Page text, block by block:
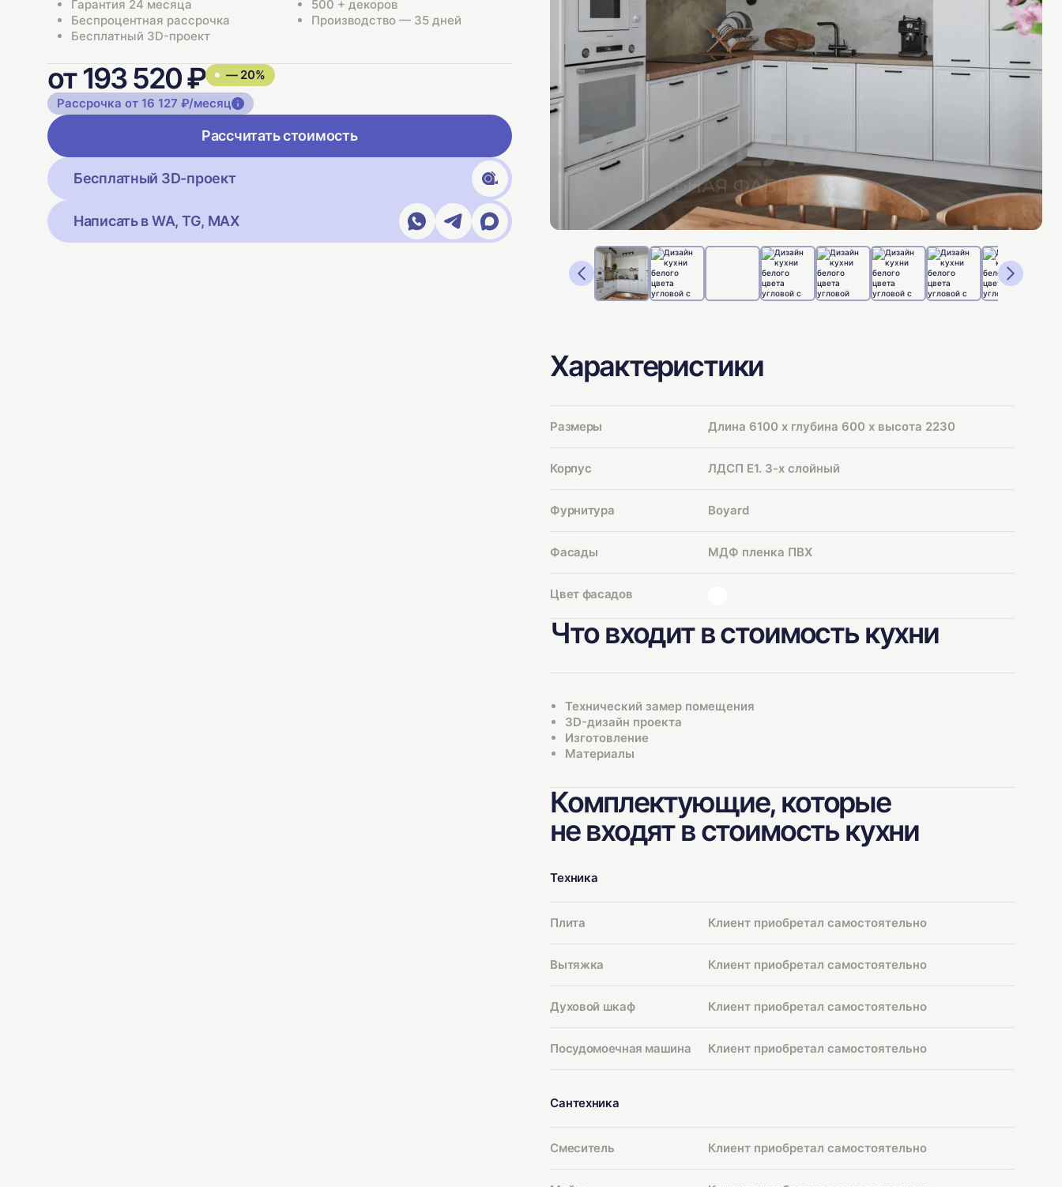
Гарантия 24 месяца
500 + декоров
Беспроцентная рассрочка
Производство — 35 дней
Бесплатный 3D-проект
от 193 520 ₽
— 20%
Рассрочка от 16 127 ₽/месяц
Рассчитать стоимость
Бесплатный 3D-проект
Написать в WA, TG, MAX
Характеристики
Размеры Длина 6100 х глубина 600 х высота 2230
Корпус ЛДСП Е1. 3-х слойный
Фурнитура Boyard
Фасады МДФ пленка ПВХ
Цвет фасадов
Что входит в стоимость кухни
Технический замер помещения
3D-дизайн проекта
Изготовление
Материалы
Комплектующие, которые
не входят в стоимость кухни
Техника
Плита Клиент приобретал самостоятельно
Вытяжка Клиент приобретал самостоятельно
Духовой шкаф Клиент приобретал самостоятельно
Посудомоечная машина Клиент приобретал самостоятельно
Сантехника
Смеситель Клиент приобретал самостоятельно